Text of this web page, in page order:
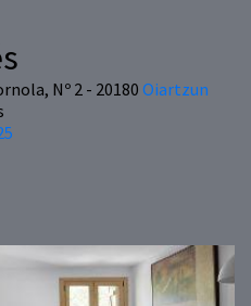
Nº 2 - 20180Oiartzun